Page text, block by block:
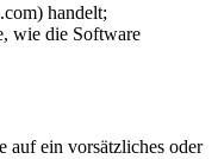
handelt;
wie die Software
auf ein vorsätzliches oder